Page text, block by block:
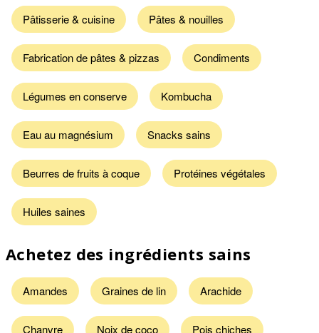
Pâtisserie & cuisine Pâtes & nouilles
Fabrication de pâtes & pizzas Condiments
Légumes en conserve Kombucha
Eau au magnésium Snacks sains
Beurres de fruits à coque Protéines végétales
Huiles saines
Achetez des ingrédients sains
Amandes Graines de lin Arachide
Chanvre Noix de coco Pois chiches